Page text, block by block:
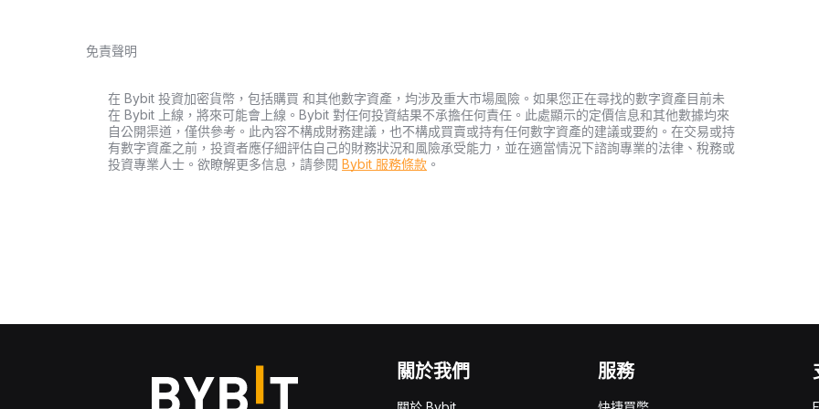
免責聲明
在 Bybit 投資加密貨幣，包括購買 和其他數字資產，均涉及重大市場風險。如果您正在尋找的數字資產目前未
在 Bybit 上線，將來可能會上線。Bybit 對任何投資結果不承擔任何責任。此處顯示的定價信息和其他數據均來
自公開渠道，僅供參考。此內容不構成財務建議，也不構成買賣或持有任何數字資產的建議或要約。在交易或持
有數字資產之前，投資者應仔細評估自己的財務狀況和風險承受能力，並在適當情況下諮詢專業的法律、稅務或
投資專業人士。欲瞭解更多信息，請參閱 Bybit 服務條款 。
關於我們 服務